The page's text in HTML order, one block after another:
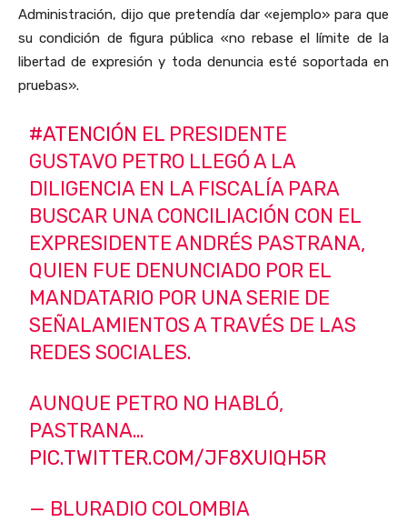
Administración, dijo que pretendía dar «ejemplo» para que
su condición de figura pública «no rebase el límite de la
libertad de expresión y toda denuncia esté soportada en
pruebas».
#ATENCIÓN EL PRESIDENTE
GUSTAVO PETRO LLEGÓ A LA
DILIGENCIA EN LA FISCALÍA PARA
BUSCAR UNA CONCILIACIÓN CON EL
EXPRESIDENTE ANDRÉS PASTRANA,
QUIEN FUE DENUNCIADO POR EL
MANDATARIO POR UNA SERIE DE
SEÑALAMIENTOS A TRAVÉS DE LAS
REDES SOCIALES.
AUNQUE PETRO NO HABLÓ,
PASTRANA…
PIC.TWITTER.COM/JF8XUIQH5R
— BLURADIO COLOMBIA